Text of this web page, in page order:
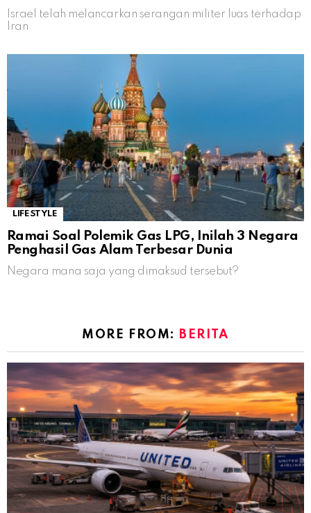
Israel telah melancarkan serangan militer luas terhadap
Iran
LIFESTYLE
Ramai Soal Polemik Gas LPG, Inilah 3 Negara
Penghasil Gas Alam Terbesar Dunia
Negara mana saja yang dimaksud tersebut?
MORE FROM: BERITA